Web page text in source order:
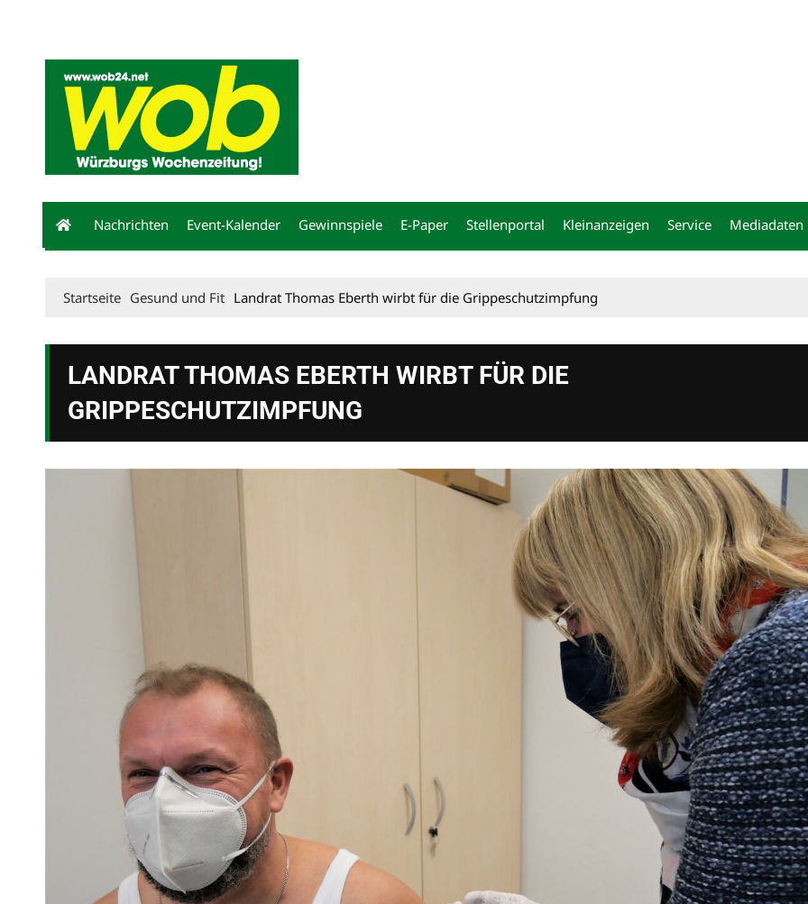
Nachrichten Event-Kalender Gewinnspiele E-Paper Stellenportal Kleinanzeigen Service Mediadaten
Startseite Gesund und Fit Landrat Thomas Eberth wirbt für die Grippeschutzimpfung
LANDRAT THOMAS EBERTH WIRBT FÜR DIE
GRIPPESCHUTZIMPFUNG